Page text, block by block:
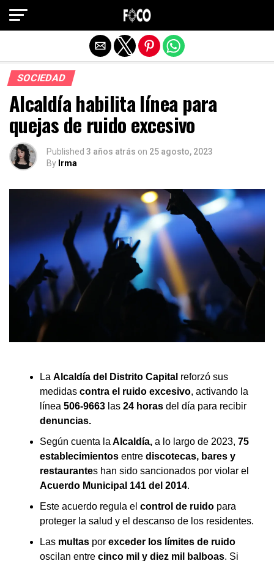
SOCIEDAD
Alcaldía habilita línea para
quejas de ruido excesivo
Published 3 años atrás on 25 agosto, 2023
By Irma
La Alcaldía del Distrito Capital reforzó sus
medidas contra el ruido excesivo, activando la
línea 506-9663 las 24 horas del día para recibir
denuncias.
Según cuenta la Alcaldía, a lo largo de 2023, 75
establecimientos entre discotecas, bares y
restaurantes han sido sancionados por violar el
Acuerdo Municipal 141 del 2014.
Este acuerdo regula el control de ruido para
proteger la salud y el descanso de los residentes.
Las multas por exceder los límites de ruido
oscilan entre cinco mil y diez mil balboas. Si
Salir de la versión móvil